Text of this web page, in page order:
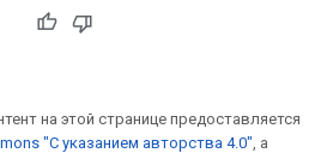
на этой странице предоставляется
"С указанием авторства 4.0", а